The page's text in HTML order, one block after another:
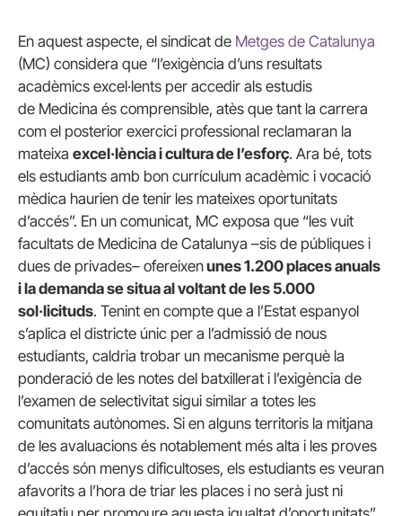
En aquest aspecte, el sindicat de Metges de Catalunya
(MC) considera que “l’exigència d’uns resultats
acadèmics excel·lents per accedir als estudis
de Medicina és comprensible, atès que tant la carrera
com el posterior exercici professional reclamaran la
mateixa excel·lència i cultura de l’esforç. Ara bé, tots
els estudiants amb bon currículum acadèmic i vocació
mèdica haurien de tenir les mateixes oportunitats
d’accés”. En un comunicat, MC exposa que “les vuit
facultats de Medicina de Catalunya –sis de públiques i
dues de privades– ofereixenunes 1.200 places anuals
i la demanda se situa al voltant de les 5.000
sol·licituds. Tenint en compte que a l’Estat espanyol
s’aplica el districte únic per a l’admissió de nous
estudiants, caldria trobar un mecanisme perquè la
ponderació de les notes del batxillerat i l’exigència de
l’examen de selectivitat sigui similar a totes les
comunitats autònomes. Si en alguns territoris la mitjana
de les avaluacions és notablement més alta i les proves
d’accés són menys dificultoses, els estudiants es veuran
afavorits a l’hora de triar les places i no serà just ni